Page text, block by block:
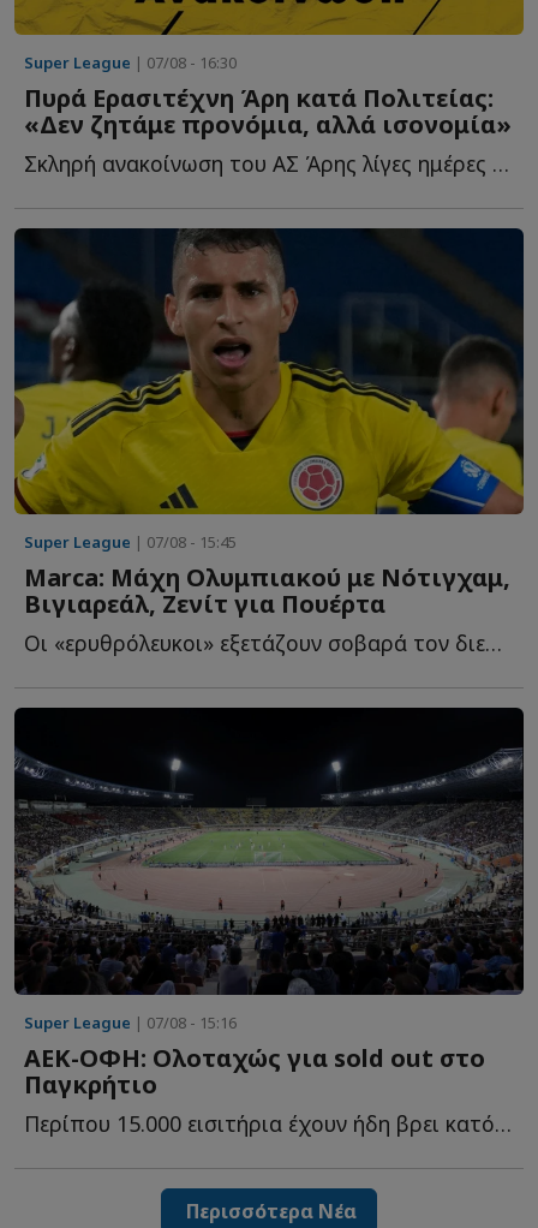
Super League | 07/08 - 16:30
Πυρά Ερασιτέχνη Άρη κατά Πολιτείας:
«Δεν ζητάμε προνόμια, αλλά ισονομία»
Σκληρή ανακοίνωση του ΑΣ Άρης λίγες ημέρες πριν από τ...
Super League | 07/08 - 15:45
Marca: Μάχη Ολυμπιακού με Νότιγχαμ,
Βιγιαρεάλ, Ζενίτ για Πουέρτα
Οι «ερυθρόλευκοι» εξετάζουν σοβαρά τον διεθνή Κολομβιανό χ...
Super League | 07/08 - 15:16
ΑΕΚ-ΟΦΗ: Ολοταχώς για sold out στο
Παγκρήτιο
Περίπου 15.000 εισιτήρια έχουν ήδη βρει κατόχους για τη μ...
Περισσότερα Νέα